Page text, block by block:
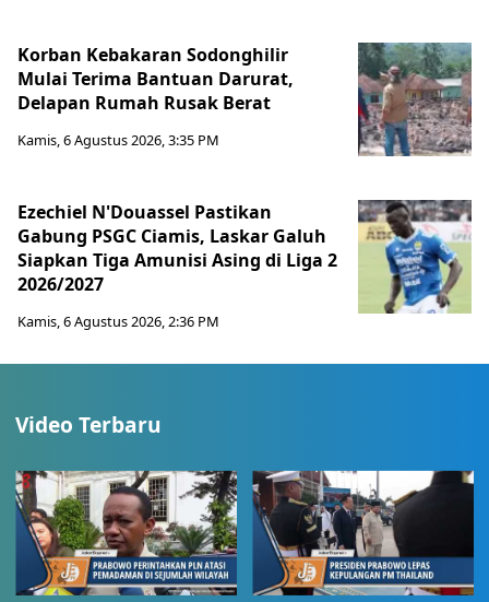
Korban Kebakaran Sodonghilir
Mulai Terima Bantuan Darurat,
Delapan Rumah Rusak Berat
Kamis, 6 Agustus 2026, 3:35 PM
Ezechiel N'Douassel Pastikan
Gabung PSGC Ciamis, Laskar Galuh
Siapkan Tiga Amunisi Asing di Liga 2
2026/2027
Kamis, 6 Agustus 2026, 2:36 PM
Video Terbaru